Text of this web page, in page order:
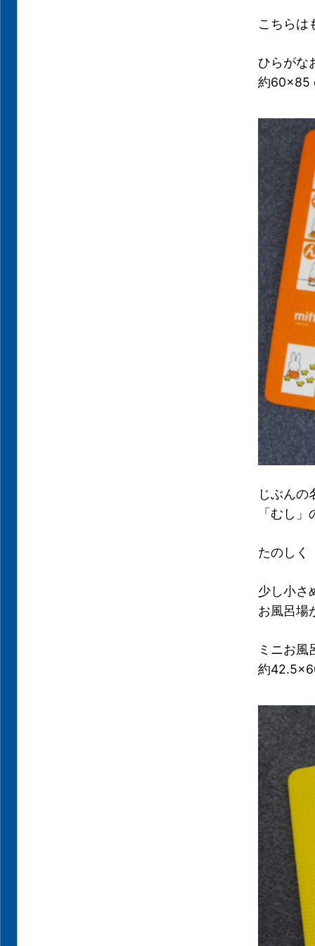
こちらは
ひらがな
約60×85
じぶんの
「むし
たのしく
少し小さ
お風呂場
ミニお風
約